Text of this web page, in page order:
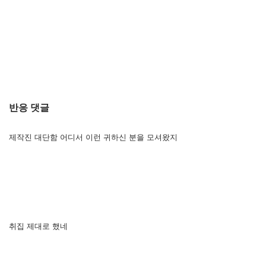
반응 댓글
제작진 대단함 어디서 이런 귀하신 분을 모셔왔지
취집 제대로 했네